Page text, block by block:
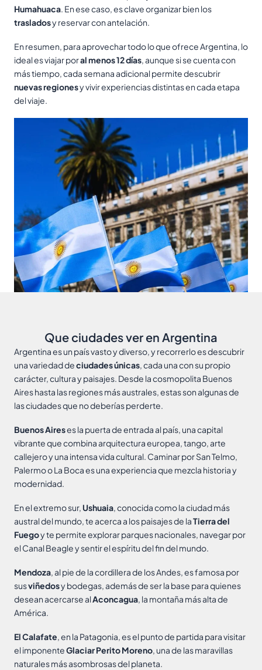
Humahuaca. En ese caso, es clave organizar bien los
trasladosy reservar con antelación.
En resumen, para aprovechar todo lo que ofrece Argentina, lo
ideal es viajar poral menos 12 días, aunque si se cuenta con
más tiempo, cada semana adicional permite descubrir
nuevas regionesy vivir experiencias distintas en cada etapa
del viaje.
Que ciudades ver en Argentina
Argentina es un país vasto y diverso, y recorrerlo es descubrir
una variedad deciudades únicas, cada una con su propio
carácter, cultura y paisajes. Desde la cosmopolita Buenos
Aires hasta las regiones más australes, estas son algunas de
las ciudades que no deberías perderte.
Buenos Aireses la puerta de entrada al país, una capital
vibrante que combina arquitectura europea, tango, arte
callejero y una intensa vida cultural. Caminar por San Telmo,
Palermo o La Boca es una experiencia que mezcla historia y
modernidad.
En el extremo sur,Ushuaia, conocida como la ciudad más
austral del mundo, te acerca a los paisajes de laTierra del
Fuegoy te permite explorar parques nacionales, navegar por
el Canal Beagle y sentir el espíritu del fin del mundo.
Mendoza, al pie de la cordillera de los Andes, es famosa por
susviñedosy bodegas, además de ser la base para quienes
desean acercarse alAconcagua, la montaña más alta de
América.
El Calafate, en la Patagonia, es el punto de partida para visitar
el imponenteGlaciar Perito Moreno, una de las maravillas
naturales más asombrosas del planeta.